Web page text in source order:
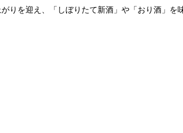
りを迎え、「しぼりたて新酒」や「おり酒」